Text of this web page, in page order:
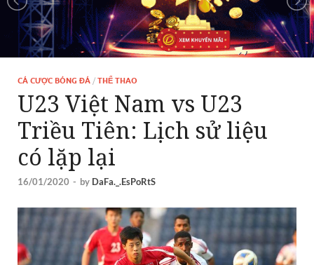
CÁ CƯỢC BÓNG ĐÁ / THỂ THAO
U23 Việt Nam vs U23
Triều Tiên: Lịch sử liệu
có lặp lại
16/01/2020 - by DaFa._.EsPoRtS